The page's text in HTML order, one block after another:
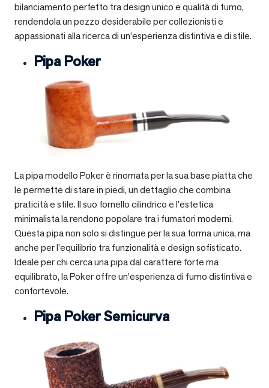
bilanciamento perfetto tra design unico e qualità di fumo,
rendendola un pezzo desiderabile per collezionisti e
appassionati alla ricerca di un’esperienza distintiva e di stile.
Pipa Poker
La pipa modello Poker è rinomata per la sua base piatta che
le permette di stare in piedi, un dettaglio che combina
praticità e stile. Il suo fornello cilindrico e l’estetica
minimalista la rendono popolare tra i fumatori moderni.
Questa pipa non solo si distingue per la sua forma unica, ma
anche per l’equilibrio tra funzionalità e design sofisticato.
Ideale per chi cerca una pipa dal carattere forte ma
equilibrato, la Poker offre un’esperienza di fumo distintiva e
confortevole.
Pipa Poker Semicurva